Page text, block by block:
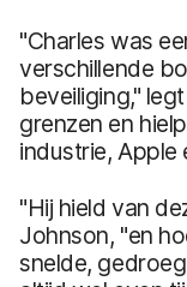
"Charles was
verschillende
beveiliging,"
grenzen en
industrie, Apple
"Hij hield van
Johnson, "en
snelde,